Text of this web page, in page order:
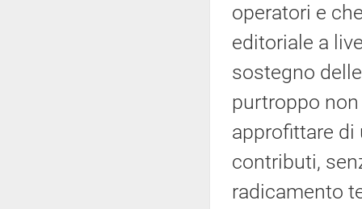
operatori e
editoriale a
sostegno
purtroppo
approfittare
contributi,
radicamento